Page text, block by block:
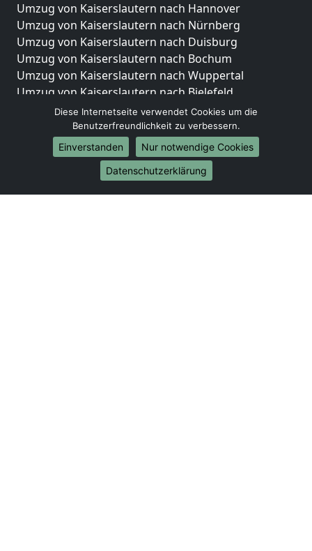
Umzug von Kaiserslautern nach Hannover
Umzug von Kaiserslautern nach Nürnberg
Umzug von Kaiserslautern nach Duisburg
Umzug von Kaiserslautern nach Bochum
Umzug von Kaiserslautern nach Wuppertal
Umzug von Kaiserslautern nach Bielefeld
Umzug von Kaiserslautern nach Bonn
Umzug von Kaiserslautern nach Münster
Internationale-Umzüge
Umzug von Kaiserslautern nach Brasilien
Umzug von Kaiserslautern nach Brunei Darussalam
Diese Internetseite verwendet Cookies um die
Benutzerfreundlichkeit zu verbessern.
Einverstanden
Nur notwendige Cookies
Datenschutzerklärung